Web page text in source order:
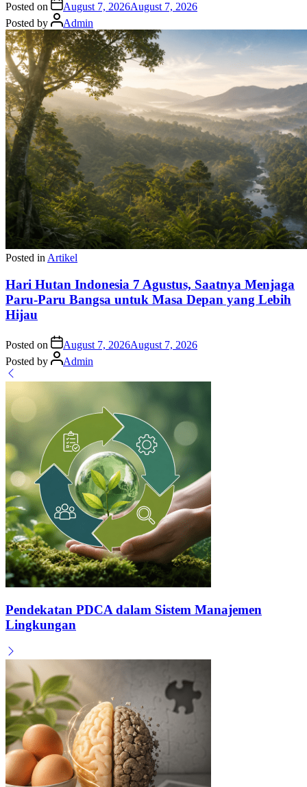
Posted on August 7, 2026August 7, 2026
Posted by
Admin
Posted in Artikel
Hari Hutan Indonesia 7 Agustus, Saatnya Menjaga
Paru-Paru Bangsa untuk Masa Depan yang Lebih
Hijau
Posted on August 7, 2026August 7, 2026
Posted by
Admin
Pendekatan PDCA dalam Sistem Manajemen
Lingkungan